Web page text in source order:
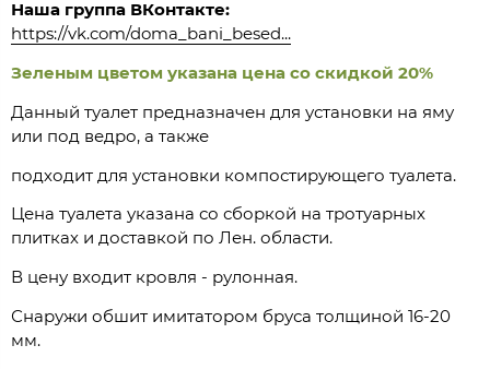
Наша группа ВКонтакте:
https://vk.com/doma_bani_besed...
Зеленым цветом указана цена со скидкой 20%
Данный туалет предназначен для установки на яму
или под ведро, а также
подходит для установки компостирующего туалета.
Цена туалета указана со сборкой на тротуарных
плитках и доставкой по Лен. области.
В цену входит кровля - рулонная.
Снаружи обшит имитатором бруса толщиной 16-20
мм.